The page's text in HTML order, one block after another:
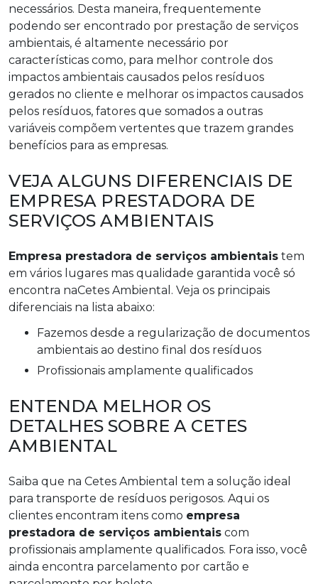
necessários. Desta maneira, frequentemente
podendo ser encontrado por prestação de serviços
ambientais, é altamente necessário por
características como, para melhor controle dos
impactos ambientais causados pelos resíduos
gerados no cliente e melhorar os impactos causados
pelos resíduos, fatores que somados a outras
variáveis compõem vertentes que trazem grandes
benefícios para as empresas.
VEJA ALGUNS DIFERENCIAIS DE
EMPRESA PRESTADORA DE
SERVIÇOS AMBIENTAIS
Empresa prestadora de serviços ambientais tem
em vários lugares mas qualidade garantida você só
encontra naCetes Ambiental. Veja os principais
diferenciais na lista abaixo:
fazemos desde a regularização de documentos
ambientais ao destino final dos resíduos
profissionais amplamente qualificados
ENTENDA MELHOR OS
DETALHES SOBRE A CETES
AMBIENTAL
Saiba que na Cetes Ambiental tem a solução ideal
para transporte de resíduos perigosos. Aqui os
clientes encontram itens como empresa
prestadora de serviços ambientais com
profissionais amplamente qualificados. Fora isso, você
ainda encontra parcelamento por cartão e